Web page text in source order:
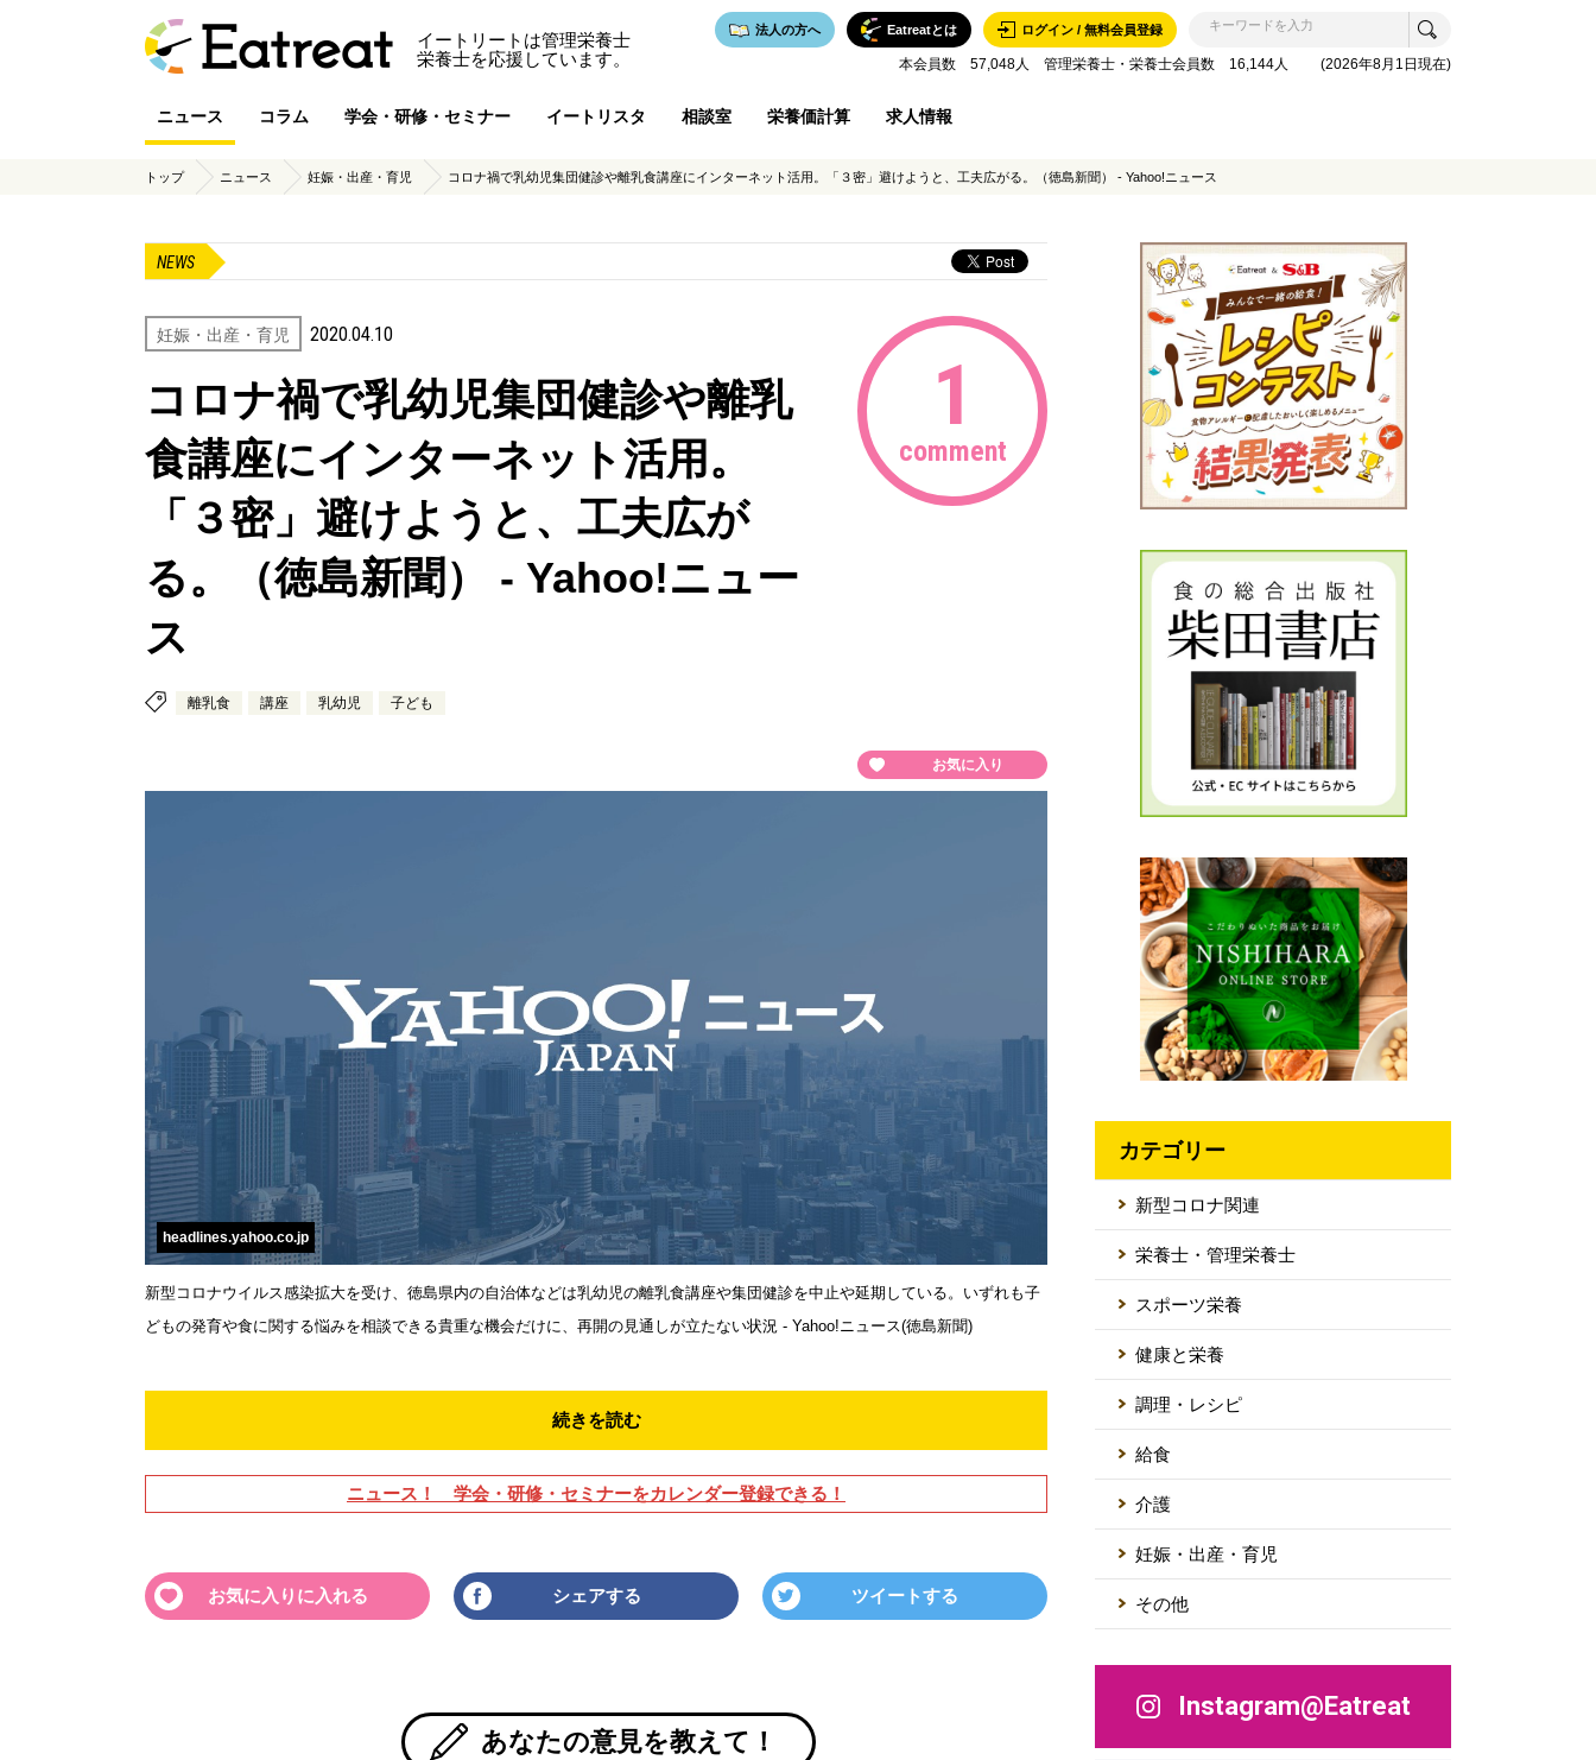
イートリートは管理栄養士
栄養士を応援しています。
ログイン / 無料会員登録
Eatreatとは
法人の方へ
本会員数 57,048人 管理栄養士・栄養士会員数 16,144人 (2026年8月1日現在)
ニュース コラム 学会・研修・セミナー イートリスタ 相談室 栄養価計算 求人情報
トップ ニュース 妊娠・出産・育児 コロナ禍で乳幼児集団健診や離乳食講座にインターネット活用。「３密」避けようと、工夫広がる。（徳島新聞） - Yahoo!ニュース
NEWS
妊娠・出産・育児 2020.04.10
コロナ禍で乳幼児集団健診や離乳
食講座にインターネット活用。
「３密」避けようと、工夫広が
る。（徳島新聞） - Yahoo!ニュー
ス
離乳食 講座 乳幼児 子ども
1
comment
お気に入り
headlines.yahoo.co.jp
新型コロナウイルス感染拡大を受け、徳島県内の自治体などは乳幼児の離乳食講座や集団健診を中止や延期している。いずれも子
どもの発育や食に関する悩みを相談できる貴重な機会だけに、再開の見通しが立たない状況 - Yahoo!ニュース(徳島新聞)
続きを読む
ニュース！ 学会・研修・セミナーをカレンダー登録できる！
お気に入りに入れる シェアする ツイートする
あなたの意見を教えて！
カテゴリー
新型コロナ関連
栄養士・管理栄養士
スポーツ栄養
健康と栄養
調理・レシピ
給食
介護
妊娠・出産・育児
その他
Instagram@Eatreat